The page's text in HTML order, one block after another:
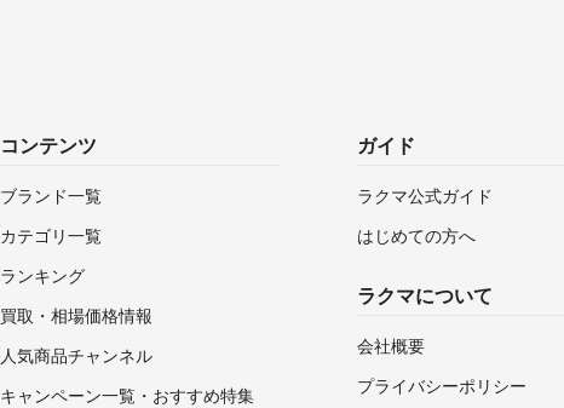
コンテンツ
ブランド一覧
カテゴリ一覧
ランキング
買取・相場価格情報
人気商品チャンネル
キャンペーン一覧・おすすめ特集
ガイド
ラクマ公式ガイド
はじめての方へ
ラクマについて
会社概要
プライバシーポリシー